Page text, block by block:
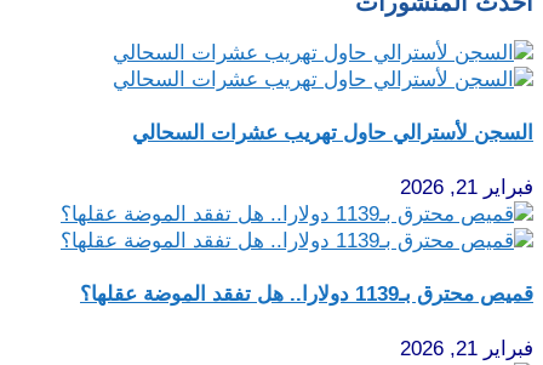
السجن لأسترالي حاول تهريب عشرات السحالي
فبراير 21, 2026
قميص محترق بـ1139 دولارا.. هل تفقد الموضة عقلها؟
فبراير 21, 2026